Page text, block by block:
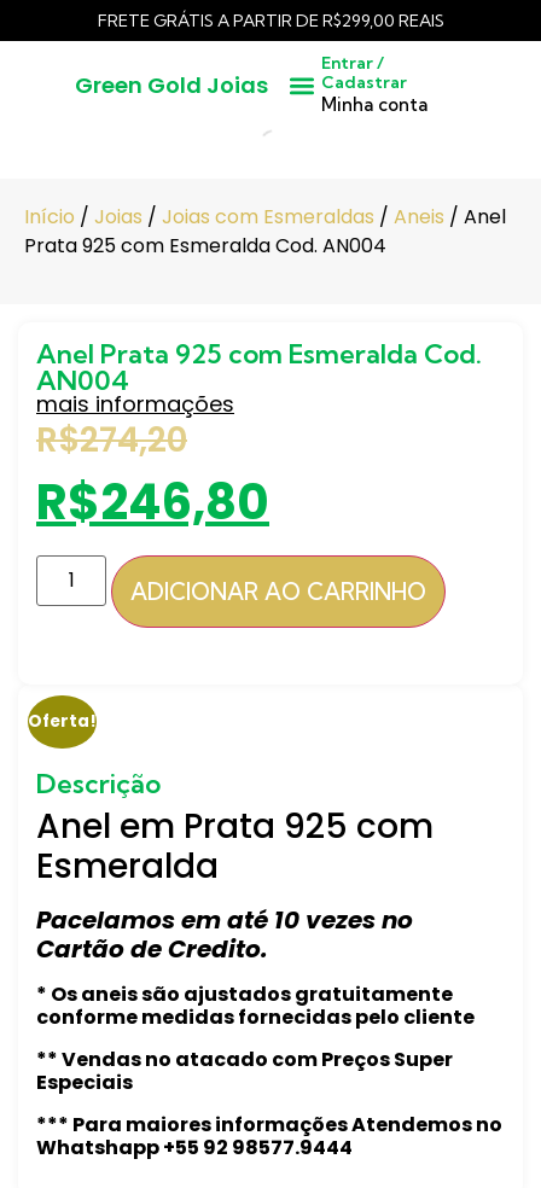
FRETE GRÁTIS A PARTIR DE R$299,00 REAIS
Green Gold Joias
Entrar /
Cadastrar
Minha conta
Início / Joias / Joias com Esmeraldas / Aneis / Anel
Prata 925 com Esmeralda Cod. AN004
Oferta!
Descrição
Anel em Prata 925 com
Esmeralda
Pacelamos em até 10 vezes no
Cartão de Credito.
* Os aneis são ajustados gratuitamente
conforme medidas fornecidas pelo cliente
** Vendas no atacado com Preços Super
Especiais
*** Para maiores informações Atendemos no
Whatshapp +55 92 98577.9444
Anel Prata 925 com Esmeralda Cod.
AN004
mais informações
R$274,20
R$246,80
ADICIONAR AO CARRINHO